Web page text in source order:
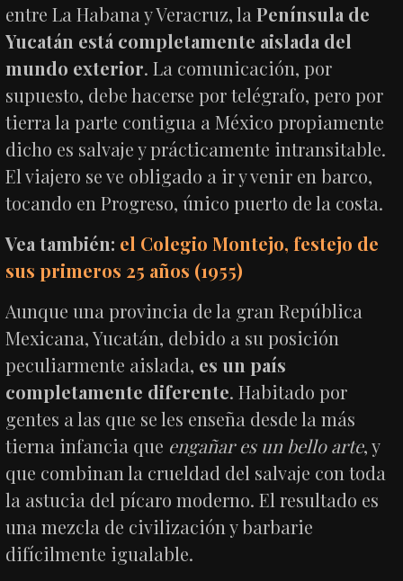
entre La Habana y Veracruz, laPenínsula de
Yucatán está completamente aislada del
mundo exterior. La comunicación, por
supuesto, debe hacerse por telégrafo, pero por
tierra la parte contigua a México propiamente
dicho es salvaje y prácticamente intransitable.
El viajero se ve obligado a ir y venir en barco,
tocando en Progreso, único puerto de la costa.
Vea también: el Colegio Montejo, festejo de
sus primeros 25 años (1955)
Aunque una provincia de la gran República
Mexicana, Yucatán, debido a su posición
peculiarmente aislada, es un país
completamente diferente. Habitado por
gentes a las que se les enseña desde la más
tierna infancia que engañar es un bello arte, y
que combinan la crueldad del salvaje con toda
la astucia del pícaro moderno. El resultado es
una mezcla de civilización y barbarie
difícilmente igualable.